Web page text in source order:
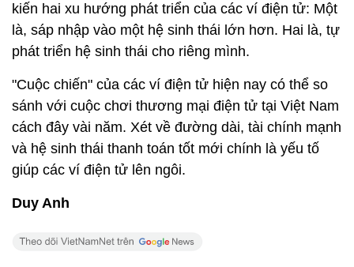
kiến hai xu hướng phát triển của các ví điện tử: Một
là, sáp nhập vào một hệ sinh thái lớn hơn. Hai là, tự
phát triển hệ sinh thái cho riêng mình.
"Cuộc chiến" của các ví điện tử hiện nay có thể so
sánh với cuộc chơi thương mại điện tử tại Việt Nam
cách đây vài năm. Xét về đường dài, tài chính mạnh
và hệ sinh thái thanh toán tốt mới chính là yếu tố
giúp các ví điện tử lên ngôi.
Duy Anh